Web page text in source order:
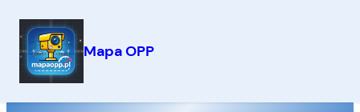
Przejdź
Mapa OPP